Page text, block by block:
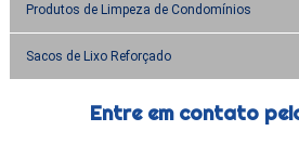
Produtos de Limpeza de Condomínios
Sacos de Lixo Reforçado
Entre em contato